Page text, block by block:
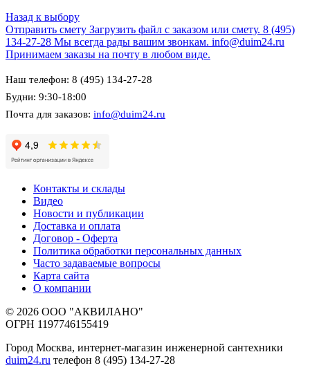
Назад к выбору
Отправить смету Загрузить файл с заказом или смету. 8 (495)
134-27-28 Мы всегда рады вашим звонкам. info@duim24.ru
Принимаем заказы на почту в любом виде.
Наш телефон: 8 (495) 134-27-28
Будни: 9:30-18:00
Почта для заказов: info@duim24.ru
Контакты и склады
Видео
Новости и публикации
Доставка и оплата
Договор - Оферта
Политика обработки персональных данных
Часто задаваемые вопросы
Карта сайта
О компании
© 2026 ООО "АКВИЛАНО"
ОГРН 1197746155419
Город Москва, интернет-магазин инженерной сантехники
duim24.ru телефон 8 (495) 134-27-28